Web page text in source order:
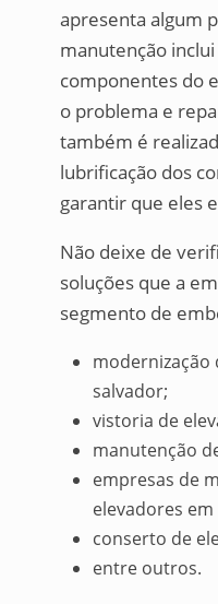
apresenta algum
manutenção
componentes do
o problema e
também é
lubrificação dos
garantir que eles
Não deixe de
soluções que a
segmento de
modernização
salvador;
vistoria de
manutenção
empresas de
elevadores em
conserto de
entre outros.